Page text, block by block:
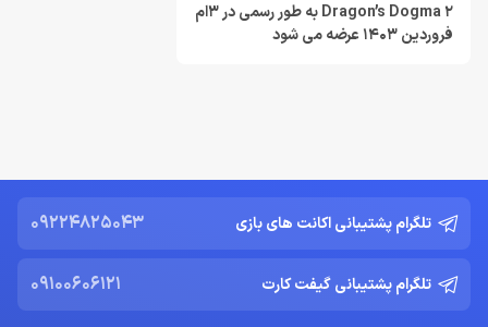
خرداد 22, 1404
Dragon’s Dogma 2 به طور رسمی در 3ام
فروردین 1403 عرضه می شود
تلگرام پشتیبانی اکانت های بازی 09224825043
تلگرام پشتیبانی گیفت کارت 09100606121